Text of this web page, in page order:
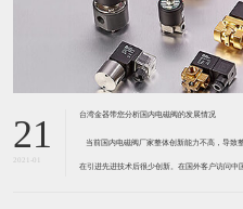
21
2021-01
台湾金器带您分析国内电磁阀的发展情况
当前国内电磁阀厂家整体创新能力不高，导致
在引进先进技术后很少创新。在国外客户访问